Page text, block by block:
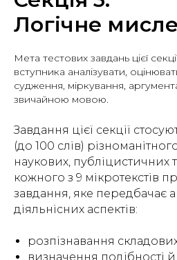
Логічне
Мета тестових завдань цієї
вступника аналізувати,
судження, міркування,
звичайною мовою.
Завдання цієї секції
(до 100 слів) різноманітного
наукових, публіцистичних
кожного з 9 мікротекстів
завдання, яке передбачає
діяльнісних аспектів:
розпізнавання
визначення подібності й